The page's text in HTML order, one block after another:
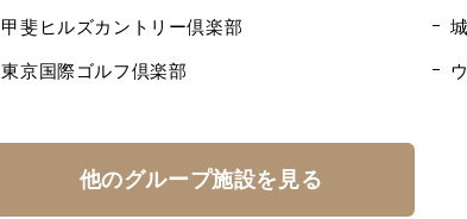
甲斐ヒルズカントリー倶楽部
東京国際ゴルフ倶楽部
他のグループ施設を見る